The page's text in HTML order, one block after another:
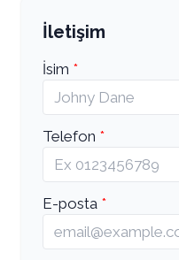
İletişim
İsim
Telefon
E-posta